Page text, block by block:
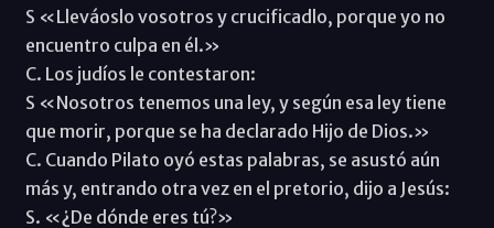
S «Lleváoslo vosotros y crucificadlo, porque yo no
encuentro culpa en él.»
C. Los judíos le contestaron:
S «Nosotros tenemos una ley, y según esa ley tiene
que morir, porque se ha declarado Hijo de Dios.»
C. Cuando Pilato oyó estas palabras, se asustó aún
más y, entrando otra vez en el pretorio, dijo a Jesús:
S. «¿De dónde eres tú?»